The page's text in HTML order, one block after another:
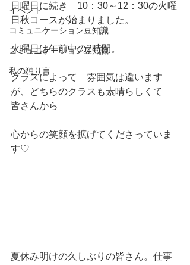
イベント
コミュニケーション豆知識
コミュニケーション豆知識
私の独り言
日曜日に続き　10：30～12：30の火曜
日秋コースが始まりました。
火曜日は午前中の2時間。
クラスによって　雰囲気は違います
が、どちらのクラスも素晴らしくて
皆さんから
心からの笑顔を拡げてくださっていま
す♡
夏休み明けの久しぶりの皆さん。仕事